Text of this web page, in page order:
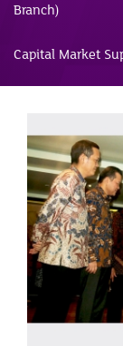
Branch)
Capital Market